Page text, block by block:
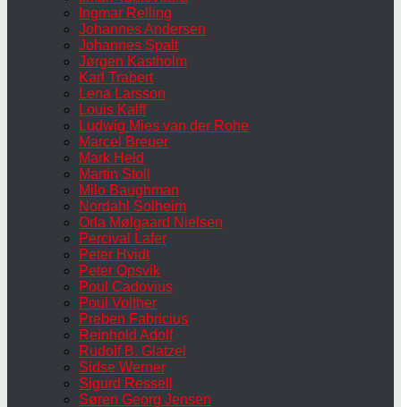
Ingmar Relling
Johannes Andersen
Johannes Spalt
Jørgen Kastholm
Karl Trabert
Lena Larsson
Louis Kalff
Ludwig Mies van der Rohe
Marcel Breuer
Mark Held
Martin Stoll
Milo Baughman
Nordahl Solheim
Orla Mølgaard Nielsen
Percival Lafer
Peter Hvidt
Peter Opsvik
Poul Cadovius
Poul Volther
Preben Fabricius
Reinhold Adolf
Rudolf B. Glatzel
Sidse Werner
Sigurd Ressell
Søren Georg Jensen